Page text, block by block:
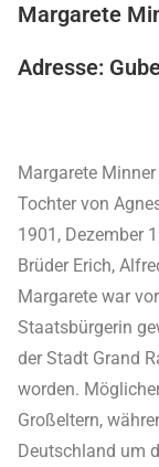
Margarete
Adresse:
Margarete
Tochter von
1901, Dezember
Brüder Erich,
Margarete war
Staatsbürgerin
der Stadt Grand
worden.
Großeltern,
Deutschland um